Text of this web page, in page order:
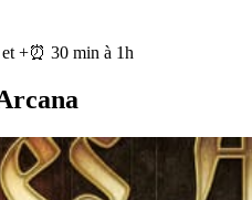
+⏰ 30 min à 1h